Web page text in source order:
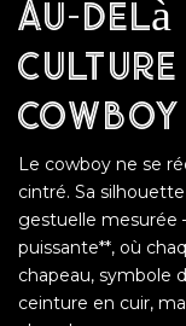
Au-
culture
cowboy
Le cowboy ne se
cintré. Sa
gestuelle mesurée
puissante**, où
chapeau, symbole
ceinture en cuir,